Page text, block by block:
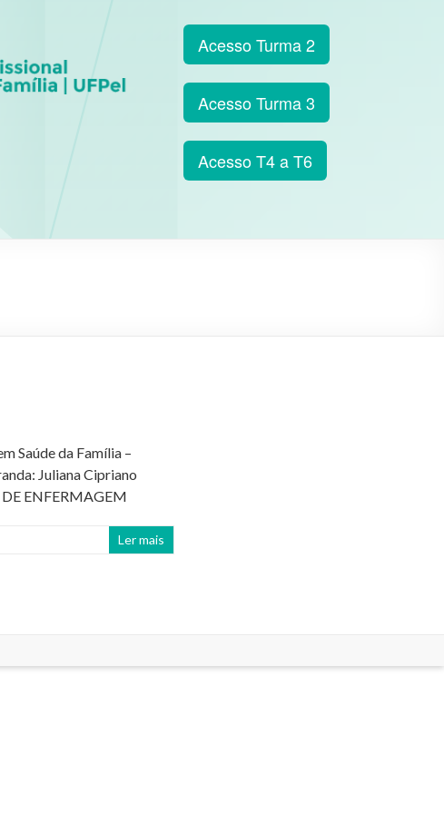
Acesso Turma 2
Acesso Turma 3
Acesso T4 a T6
Saúde da Família –
Juliana Cipriano
ENFERMAGEM
Ler mais